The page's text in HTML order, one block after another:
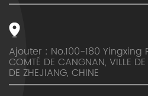
Ajouter : No.100-180 Yingxing
COMTÉ DE CANGNAN, VILLE
DE ZHEJIANG, CHINE